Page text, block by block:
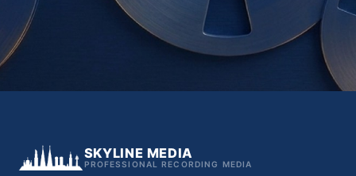
SKYLINE MEDIA
PROFESSIONAL RECORDING MEDIA